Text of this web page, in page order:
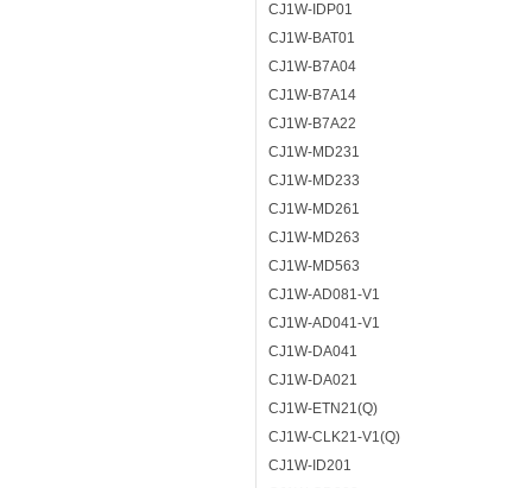
CJ1W-IDP01
CJ1W-BAT01
CJ1W-B7A04
CJ1W-B7A14
CJ1W-B7A22
CJ1W-MD231
CJ1W-MD233
CJ1W-MD261
CJ1W-MD263
CJ1W-MD563
CJ1W-AD081-V1
CJ1W-AD041-V1
CJ1W-DA041
CJ1W-DA021
CJ1W-ETN21(Q)
CJ1W-CLK21-V1(Q)
CJ1W-ID201